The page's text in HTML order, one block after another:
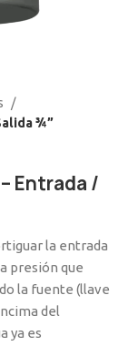
¾”
Entrada /
la entrada
presión que
la fuente (llave
del
ya es